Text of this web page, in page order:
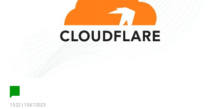
15:22 | 15-07-2025